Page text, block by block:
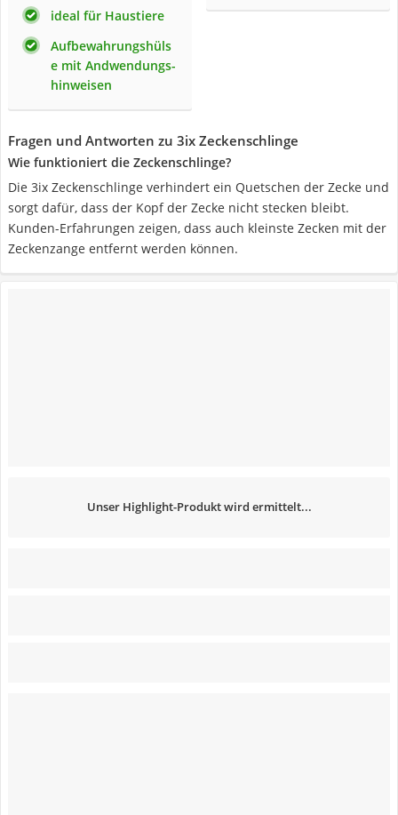
ideal für Haustiere
Aufbewahrungshüls
e mit Andwendungs-
hinweisen
Fragen und Antworten zu 3ix Zeckenschlinge
Wie funktioniert die Zeckenschlinge?
Die 3ix Zeckenschlinge verhindert ein Quetschen der Zecke und
sorgt dafür, dass der Kopf der Zecke nicht stecken bleibt.
Kunden-Erfahrungen zeigen, dass auch kleinste Zecken mit der
Zeckenzange entfernt werden können.
Unser Highlight-Produkt wird ermittelt...